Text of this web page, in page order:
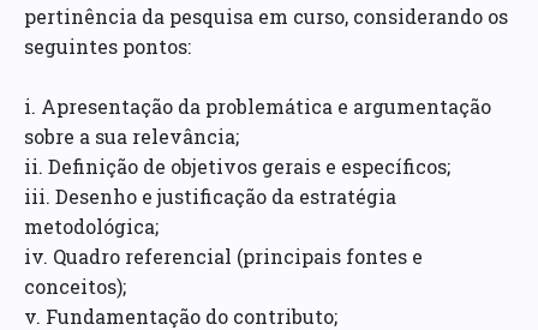
pertinência da pesquisa em curso, considerando os
seguintes pontos:
i. Apresentação da problemática e argumentação
sobre a sua relevância;
ii. Definição de objetivos gerais e específicos;
iii. Desenho e justificação da estratégia
metodológica;
iv. Quadro referencial (principais fontes e
conceitos);
v. Fundamentação do contributo;